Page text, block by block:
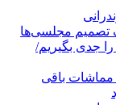
تصمیم مجلسی‌ها
جدی بگیریم/
باقی